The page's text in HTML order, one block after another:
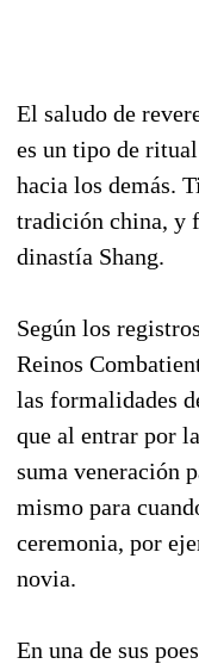
El saludo de
es un tipo de
hacia los demás.
tradición china, y
dinastía Shang.
Según los
Reinos
las formalidades
que al entrar por
suma veneración
mismo para
ceremonia, por
novia.
En una de sus